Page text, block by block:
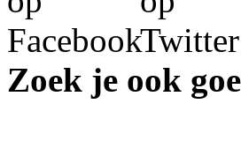
Zoek je ook